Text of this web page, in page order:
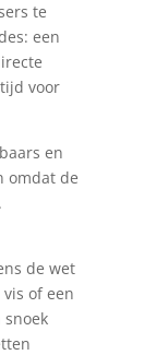
te
een
voor
en
omdat de
de wet
of een
snoek